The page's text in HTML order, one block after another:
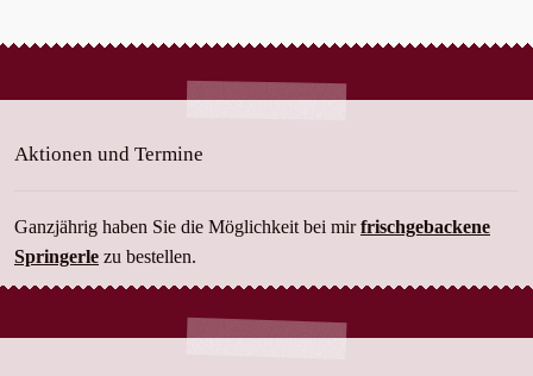
Aktionen und Termine
Ganzjährig haben Sie die Möglichkeit bei mirfrischgebackene
Springerlezu bestellen.